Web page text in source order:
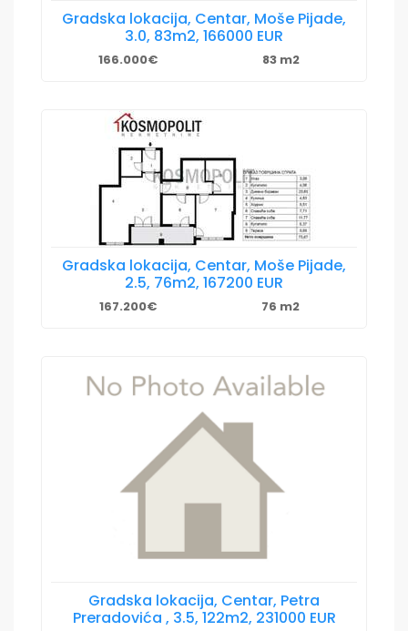
Gradska lokacija, Centar, Moše Pijade,
3.0, 83m2, 166000 EUR
166.000€ 83 m2
Gradska lokacija, Centar, Moše Pijade,
2.5, 76m2, 167200 EUR
167.200€ 76 m2
Gradska lokacija, Centar, Petra
Preradovića , 3.5, 122m2, 231000 EUR